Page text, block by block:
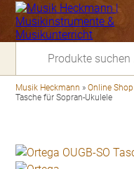
Musik Heckmann »Online Shop
Tasche für Sopran-Ukulele